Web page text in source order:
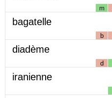
m
bagatelle
b
diadème
d
iranienne